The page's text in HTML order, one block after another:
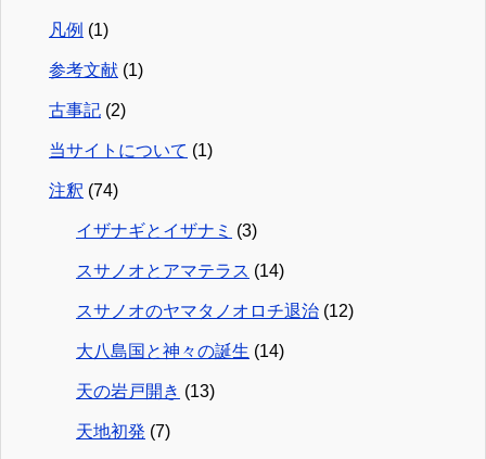
凡例 (1)
参考文献 (1)
古事記 (2)
当サイトについて (1)
注釈 (74)
イザナギとイザナミ (3)
スサノオとアマテラス (14)
スサノオのヤマタノオロチ退治 (12)
大八島国と神々の誕生 (14)
天の岩戸開き (13)
天地初発 (7)